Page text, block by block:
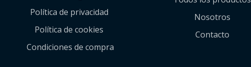
Política de privacidad
Política de cookies
Condiciones de compra
Nosotros
Contacto